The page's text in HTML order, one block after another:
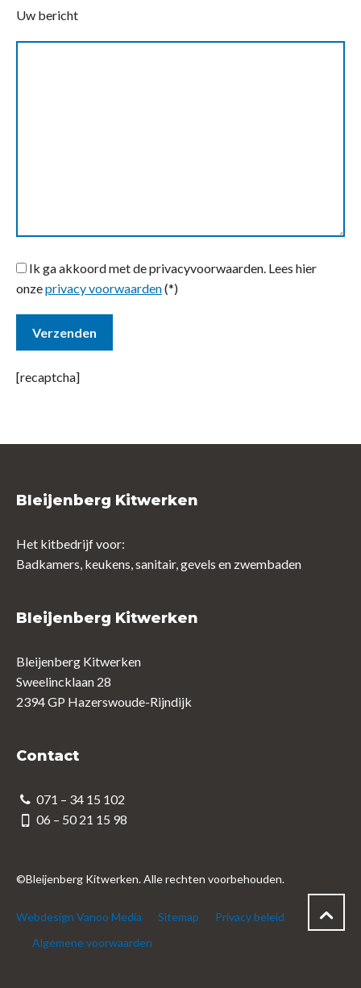
Uw bericht
Ik ga akkoord met de privacyvoorwaarden. Lees hier
onzeprivacy voorwaarden(*)
[recaptcha]
Bleijenberg Kitwerken
Het kitbedrijf voor:
Badkamers, keukens, sanitair, gevels en zwembaden
Bleijenberg Kitwerken
Bleijenberg Kitwerken
Sweelincklaan 28
2394 GP Hazerswoude-Rijndijk
Contact
071 – 34 15 102
06 – 50 21 15 98
©Bleijenberg Kitwerken. Alle rechten voorbehouden.
Webdesign Vanoo Media Sitemap
Privacy beleid
Algemene voorwaarden